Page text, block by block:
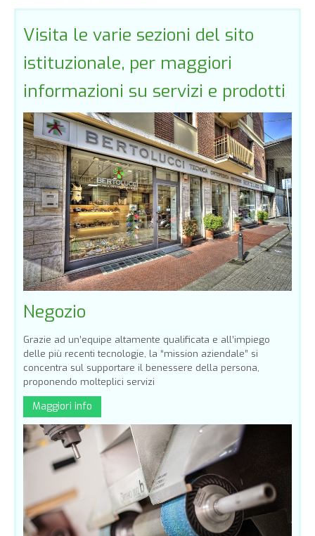
Visita le varie sezioni del sito
istituzionale, per maggiori
informazioni su servizi e prodotti
Negozio
Grazie ad un’equipe altamente qualificata e all’impiego
delle più recenti tecnologie, la “mission aziendale” si
concentra sul supportare il benessere della persona,
proponendo molteplici servizi
Maggiori info